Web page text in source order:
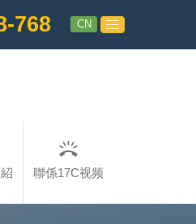
768 CN
聯係17C视频